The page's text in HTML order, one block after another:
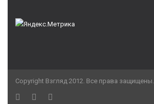
Copyright Взгляд 2012. Все права защищены.